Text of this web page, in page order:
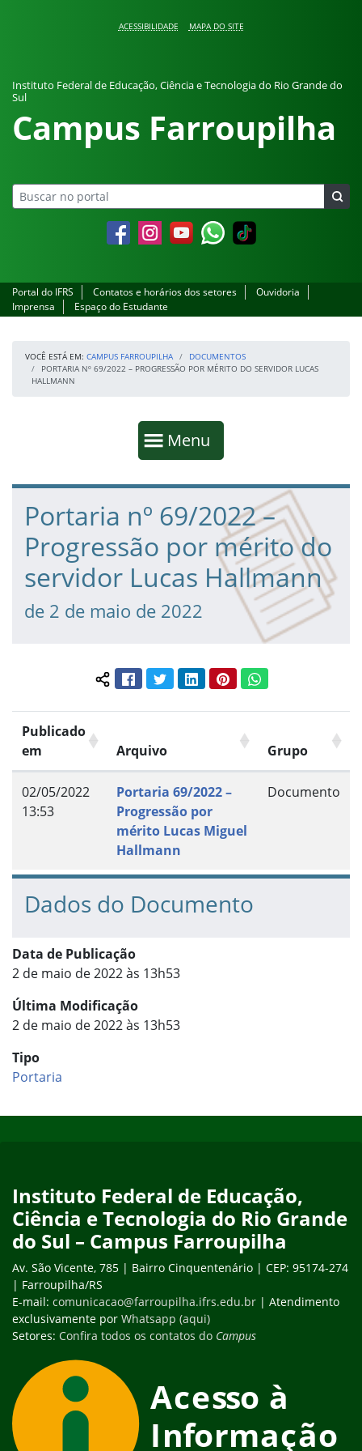
ACESSIBILIDADE MAPA DO SITE
Instituto Federal de Educação, Ciência e Tecnologia do Rio Grande do
Sul
Campus Farroupilha
FacebookInstagramYouTubeWhatsapp
Portal do IFRS Contatos e horários dos setores
Ouvidoria
Imprensa
Espaço do Estudante
VOCÊ ESTÁ EM: CAMPUS FARROUPILHA
DOCUMENTOS
PORTARIA Nº 69/2022 – PROGRESSÃO POR MÉRITO DO SERVIDOR LUCAS
HALLMANN
Mostrar
Menu
Fim da navegação
Início do conteúdo
Portaria nº 69/2022 –
Progressão por mérito do
servidor Lucas Hallmann
de 2 de maio de 2022
Compartilhar conteúdo:
FacebookTwitterLinkedInPinterestWhatsApp
Publicado
em
Arquivo Grupo
02/05/2022
13:53
Portaria 69/2022 –
Progressão por
mérito Lucas Miguel
Hallmann
Documento
Dados do Documento
Data de Publicação
2 de maio de 2022 às 13h53
Última Modificação
2 de maio de 2022 às 13h53
Tipo
Portaria
Instituto Federal de Educação,
Ciência e Tecnologia do Rio Grande
do Sul – Campus Farroupilha
Av. São Vicente, 785 | Bairro Cinquentenário | CEP: 95174-274
| Farroupilha/RS
E-mail: comunicacao@farroupilha.ifrs.edu.br | Atendimento
exclusivamente por Whatsapp (aqui)
Setores: Confira todos os contatos do Campus